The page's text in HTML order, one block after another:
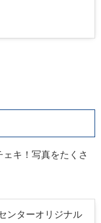
ェキ！写真をたくさ
ンターオリジナル